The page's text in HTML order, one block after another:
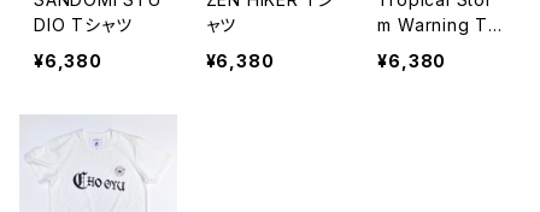
DIO Tシャツ
¥6,380
ャツ
¥6,380
m Warning Tシ
ャツ
¥6,380